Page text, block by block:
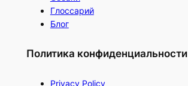
Глоссарий
Блог
Политика конфиденциальности
Privacy Policy